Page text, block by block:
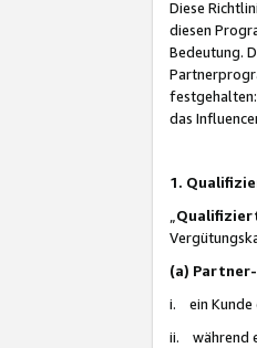
Diese
diesen
Bedeutung.
das
1.
(a)
i. ein Kunde
ii. während